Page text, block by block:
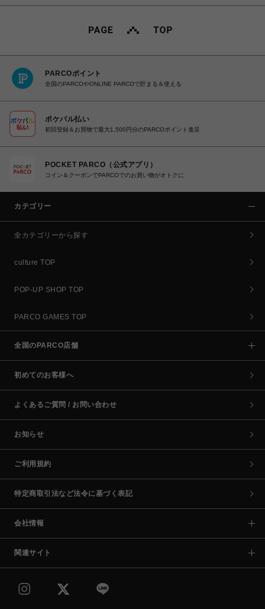
PARCOポイント
全国のPARCOやONLINE PARCOで貯まる＆使える
ポケパル払い
初回登録＆お買物で最大1,500円分のPARCOポイント進呈
POCKET PARCO（公式アプリ）
コイン＆クーポンでPARCOでのお買い物がオトクに
カテゴリー
全カテゴリーから探す
culture TOP
POP-UP SHOP TOP
PARCO GAMES TOP
全国のPARCO店舗
初めてのお客様へ
よくあるご質問 / お問い合わせ
お知らせ
ご利用規約
特定商取引法など法令に基づく表記
会社情報
関連サイト